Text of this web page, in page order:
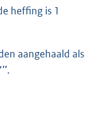
heffing is 1
aangehaald als